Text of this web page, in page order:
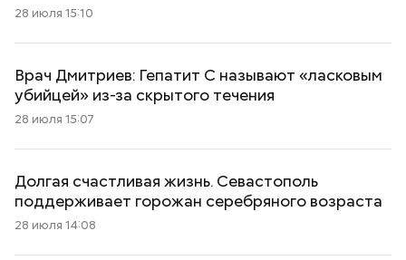
28 июля 15:10
Врач Дмитриев: Гепатит С называют «ласковым
убийцей» из-за скрытого течения
28 июля 15:07
Долгая счастливая жизнь. Севастополь
поддерживает горожан серебряного возраста
28 июля 14:08